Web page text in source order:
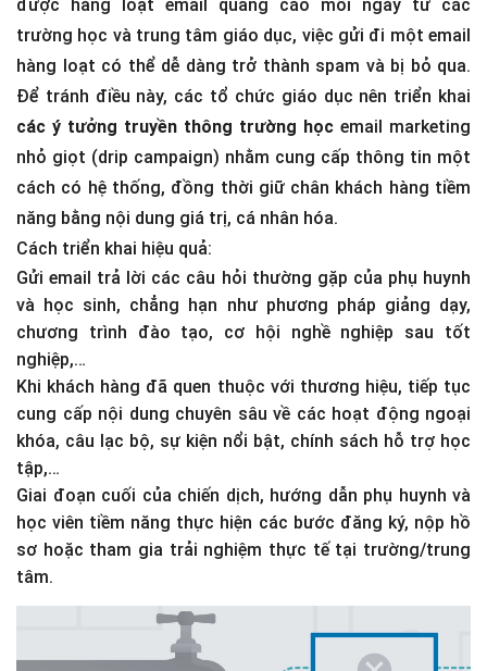
được hàng loạt email quảng cáo mỗi ngày từ các
trường học và trung tâm giáo dục, việc gửi đi một email
hàng loạt có thể dễ dàng trở thành spam và bị bỏ qua.
Để tránh điều này, các tổ chức giáo dục nên triển khai
các ý tưởng truyền thông trường học email marketing
nhỏ giọt (drip campaign) nhằm cung cấp thông tin một
cách có hệ thống, đồng thời giữ chân khách hàng tiềm
năng bằng nội dung giá trị, cá nhân hóa.
Cách triển khai hiệu quả:
Gửi email trả lời các câu hỏi thường gặp của phụ huynh
và học sinh, chẳng hạn như phương pháp giảng dạy,
chương trình đào tạo, cơ hội nghề nghiệp sau tốt
nghiệp,…
Khi khách hàng đã quen thuộc với thương hiệu, tiếp tục
cung cấp nội dung chuyên sâu về các hoạt động ngoại
khóa, câu lạc bộ, sự kiện nổi bật, chính sách hỗ trợ học
tập,…
Giai đoạn cuối của chiến dịch, hướng dẫn phụ huynh và
học viên tiềm năng thực hiện các bước đăng ký, nộp hồ
sơ hoặc tham gia trải nghiệm thực tế tại trường/trung
tâm.